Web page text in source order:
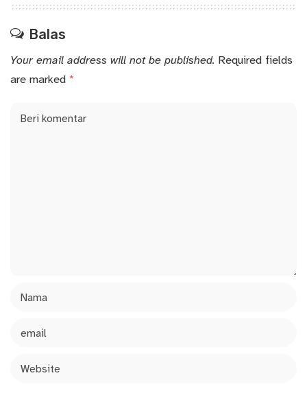
Balas
Your email address will not be published. Required fields
are marked *